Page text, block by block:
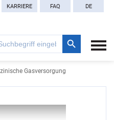
KARRIERE FAQ DE
Search Button
Gasversorgung